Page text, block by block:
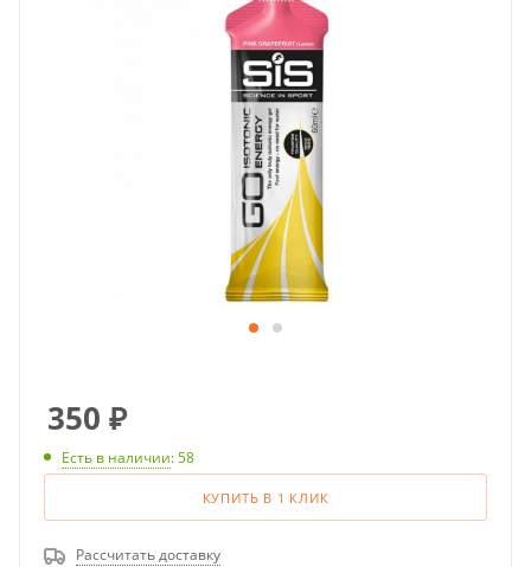
350 ₽
Есть в наличии: 58
КУПИТЬ В 1 КЛИК
Рассчитать доставку